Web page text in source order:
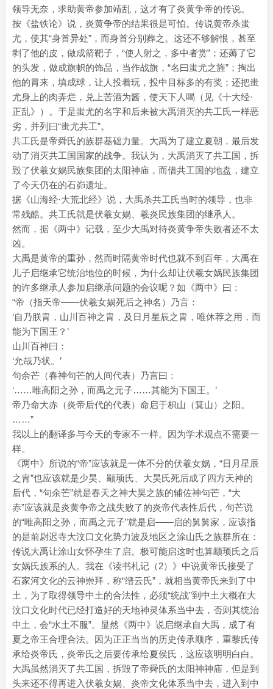
领导无奈，求助黄帝参加靖乱，这才有了炎黄争帝的传说。
按《盐铁论》说，炎黄争帝的结果很是可怕。传说黄帝杀蚩
尤，使其“身首异处”，而身首分别葬之。这还不够解恨，甚至
剥了他的皮，做成箭靶子，“使人射之，多中者赏”；还薅了它
的头发，做成旗帜的饰品，当作战旗，“名曰蚩尤之旌”；掏出
他的胃来，填成球，让人投着玩，投中目标多的有奖；还把蚩
尤身上的肉弄烂，兑上苦酒为酱，使天下人喝（见《十大经·
正乱》）。于是蚩尤的名字和后来被大禹消灭的共工氏一样恶
劣，并列曰“蚩尤共工”。
共工氏是帝舜氏的族群基础力量。大禹为了建立夏朝，最后发
动了消灭共工国国家的战争。我认为，大禹消灭了共工国，拆
毁了伏羲女娲民族集团的太阳神庙，而借共工国的地盘，建立
了今天仍在的石峁遗址。
据《山海经·大荒北经》说，大禹杀共工氏当时的领导，也非
常残酷。共工氏就是伏羲女娲、羲炎民族集团的继承人。
然而，据《两中》记载，至少大禹对待炎黄争帝失败者还不太
凶。
大禹是黄帝的重孙，然而时隔黄帝时代也就不到百年，大禹在
儿子启继承它统治地位的时候，为什么却让伏羲女娲民族集团
的许多继承人参加启继承问题的会议呢？如《两中》曰：
“帝（指天帝——伏羲女娲死后之神名）乃言：
‘自乃朕胄，山川百神之胄，及日月星辰之胄，唯休荐之用，而
能为下国王？’
山川百神曰：
‘允哉乃状。’
句余芒（春神句芒的人间代表）乃言曰：
‘……唯高阳之孙，而禹之元子……其能为下国王。’
帝乃命大赤（炎帝后代的代表）命启于枳山（箕山）之阳。
……”
我以上的翻译多与今天的专家不一样。因为学术观点不需要一
样。
《两中》所说的“帝”应该就是一体不分的伏羲女娲，“日月星辰
之胄”也应该就是少昊、颛顼氏、大昊氏死后成了四方天神的
后代，“句余芒”就是春天之神大昊之族的辅佐神句芒，“大
赤”应该就是炎黄争帝之战失败了的炎帝代表性后代，句芒说
的“唯高阳之孙，而禹之元子”就是启——启的舅舅家，应该指
的是前尉迟寺大汶口文化势力波及地区之涂山氏之族群所在：
传说大禹让涂山女怀孕生了启。极可能启这时也算颛顼氏之后
女娲氏族系的人。我在《读书札记（2）》中说黄帝氏接受了
石家河文化的云神崇拜，称“缙云氏”，就相当黄帝氏来到了中
土，为了取得领导中土的合法性，必须“统战”到中土大概在大
汶口文化时代已经打造好的天地神灵体系当中去，否则其统治
中土，会“水土不服”。显然《两中》说启继承自大禹，成了有
夏之帝王合理合法。因为正正当当的历史传承顺序，重黎氏传
承给炎帝氏，炎帝氏之后要传承给夏侯氏，这应该明明白白。
大禹虽然消灭了共工国，拆毁了帝舜氏的太阳神神庙，但是到
头来还不得再进入伏羲女娲、炎帝文化体系当中去，进入到中